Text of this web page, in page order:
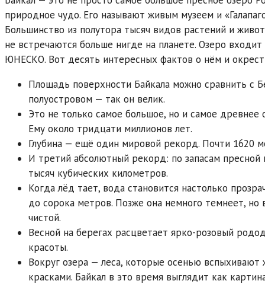
природное чудо. Его называют живым музеем и
Большинство из полутора тысяч видов растений и
не встречаются больше нигде на планете. Озеро
ЮНЕСКО. Вот десять интересных фактов о нём и
Площадь поверхности Байкала можно сравнить с
полуостровом — так он велик.
Это не только самое большое, но и самое древнее
Ему около тридцати миллионов лет.
Глубина — ещё один мировой рекорд. Почти 1620
И третий абсолютный рекорд: по запасам
тысяч кубических километров.
Когда лёд тает, вода становится настолько
до сорока метров. Позже она немного темнеет, но
чистой.
Весной на берегах расцветает ярко-розовый
красоты.
Вокруг озера — леса, которые осенью
красками. Байкал в это время выглядит как